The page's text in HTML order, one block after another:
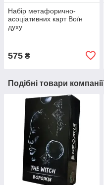
Набір метафорично-
асоціативних карт Воїн
духу
575 ₴
Подібні товари компанії